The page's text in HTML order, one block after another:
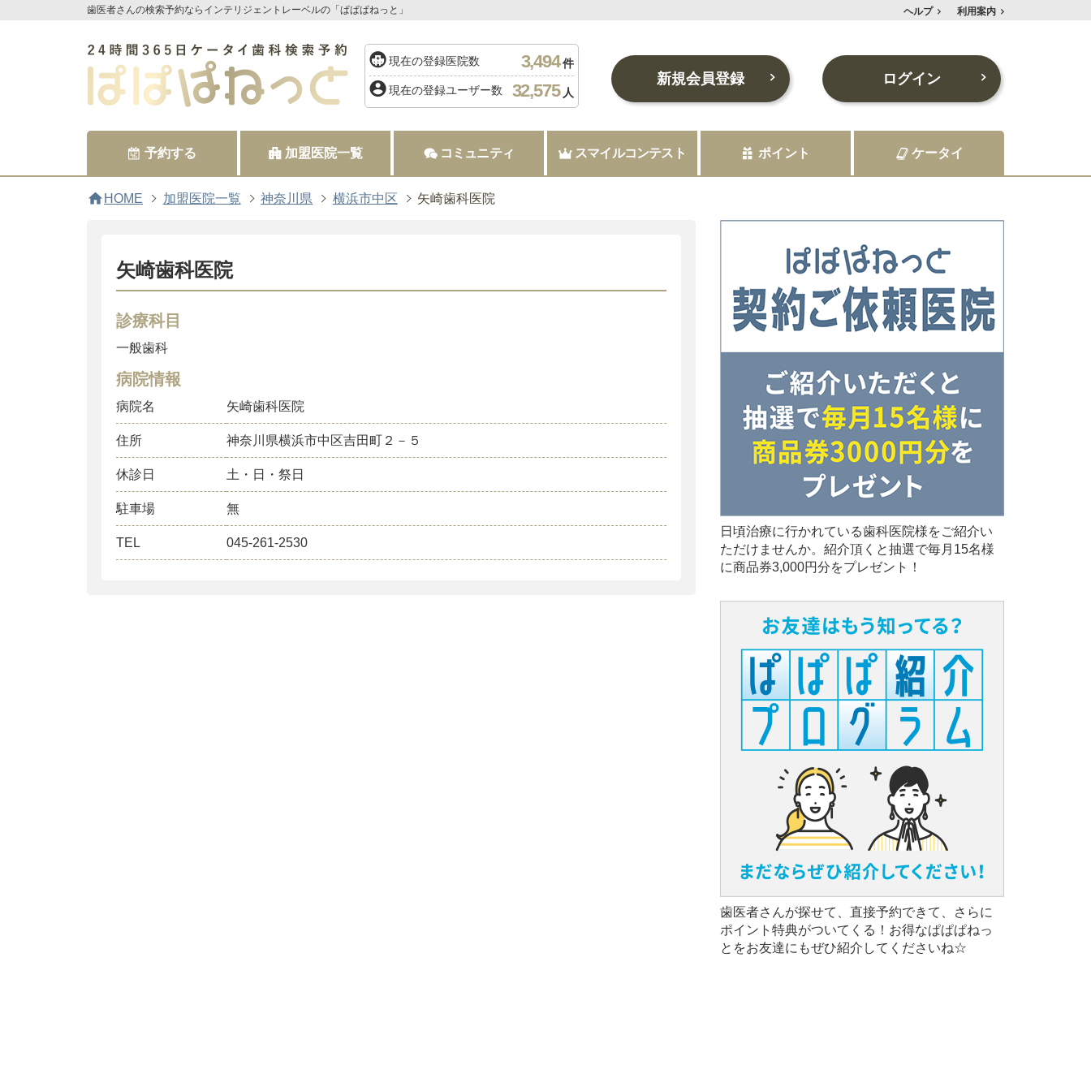
歯医者さんの検索予約ならインテリジェントレーベルの「ぱぱぱねっと」 ヘルプ 利用案内
現在の登録医院数 3,494件
現在の登録ユーザー数 32,575 人
新規会員登録 ログイン
予約する 加盟医院一覧 コミュニティ スマイルコンテスト ポイント ケータイ
home HOME 加盟医院一覧 神奈川県 横浜市中区 矢崎歯科医院
矢崎歯科医院
診療科目
一般歯科
病院情報
病院名 矢崎歯科医院
住所 神奈川県横浜市中区吉田町２－５
休診日 土・日・祭日
駐車場 無
TEL 045-261-2530
日頃治療に行かれている歯科医院様をご紹介い
ただけませんか。紹介頂くと抽選で毎月15名様
に商品券3,000円分をプレゼント！
歯医者さんが探せて、直接予約できて、さらに
ポイント特典がついてくる！お得なぱぱぱねっ
とをお友達にもぜひ紹介してくださいね☆